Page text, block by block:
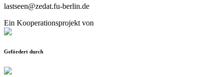
lastseen@zedat.fu-berlin.de
Ein Kooperationsprojekt von
Gefördert durch